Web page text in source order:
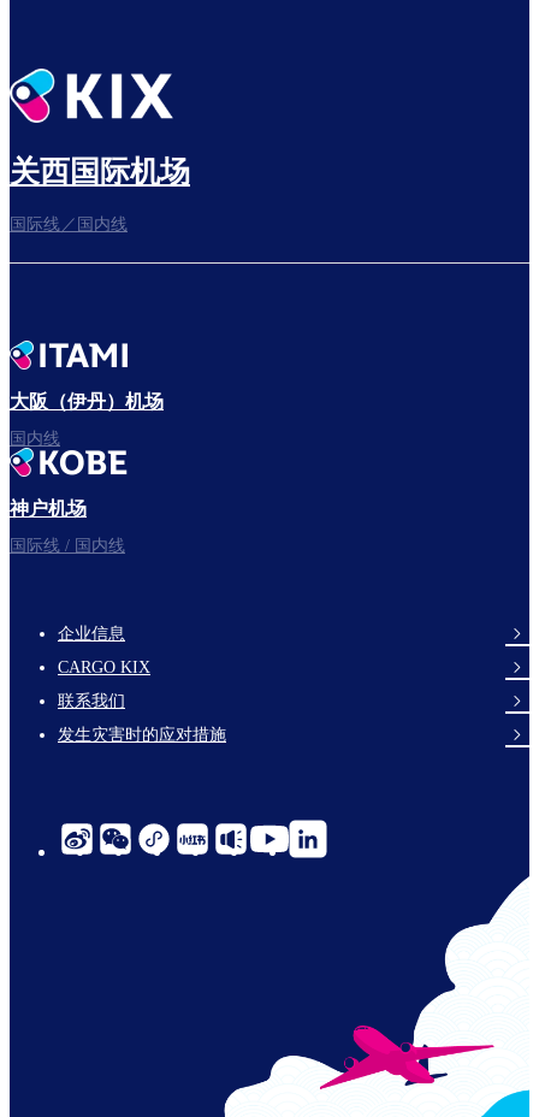
关西国际机场
国际线／国内线
大阪（伊丹）机场
国内线
神户机场
国际线 / 国内线
footer-
links-
en-
企业信息
CARGO KIX
联系我们
发生灾害时的应对措施
social-